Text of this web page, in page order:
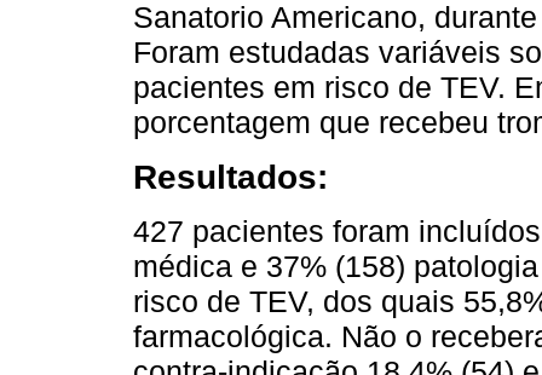
Sanatorio Americano,
Foram estudadas variáveis
pacientes em risco de TEV.
porcentagem que recebeu
Resultados:
427 pacientes foram
médica e 37% (158)
risco de TEV, dos quais
farmacológica. Não o